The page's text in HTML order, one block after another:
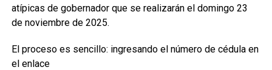
atípicas de gobernador que se realizarán el domingo 23
de noviembre de 2025.
El proceso es sencillo: ingresando el número de cédula en
el enlace